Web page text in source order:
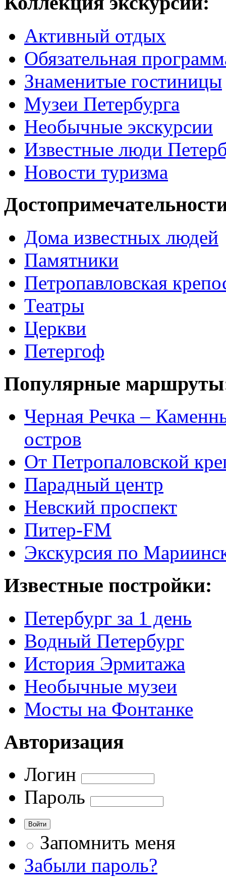
Активный отдых
Обязательная
Знаменитые гостиницы
Музеи Петербурга
Необычные экскурсии
Известные люди
Новости туризма
Дома известных людей
Памятники
Петропавловская
Театры
Церкви
Петергоф
Популярные
Черная Речка –
остров
От Петропаловской
Парадный центр
Невский проспект
Питер-FM
Экскурсия по
Известные постройки:
Петербург за 1 день
Водный Петербург
История Эрмитажа
Необычные музеи
Мосты на Фонтанке
Авторизация
Логин
Пароль
Запомнить меня
Забыли пароль?